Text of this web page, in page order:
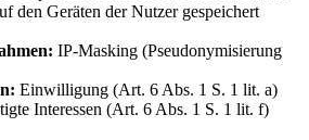
den Geräten der Nutzer gespeichert
IP-Masking (Pseudonymisierung
Einwilligung (Art. 6 Abs. 1 S. 1 lit. a)
Interessen (Art. 6 Abs. 1 S. 1 lit. f)